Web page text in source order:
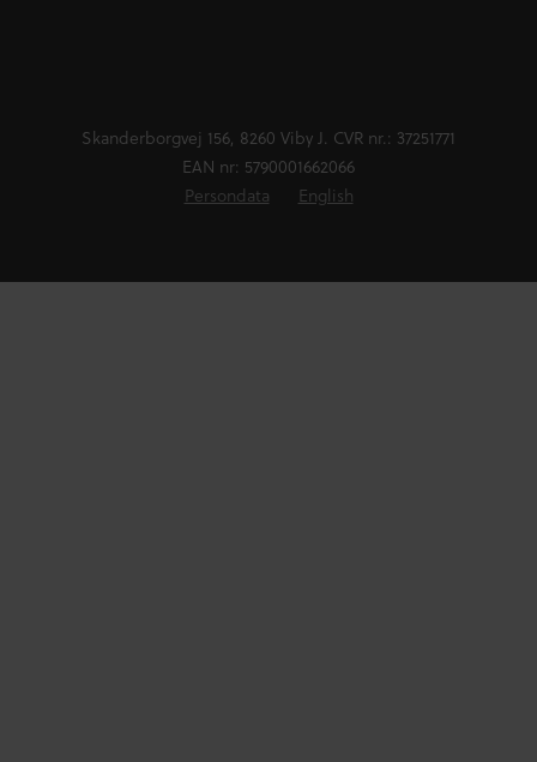
Skanderborgvej 156, 8260 Viby J. CVR nr.: 37251771
EAN nr: 5790001662066
Persondata
English